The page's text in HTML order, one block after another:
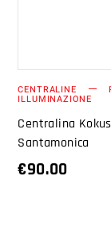
CENTRALINE
ILLUMINAZIONE
Centralina
Santamonica
€90.00